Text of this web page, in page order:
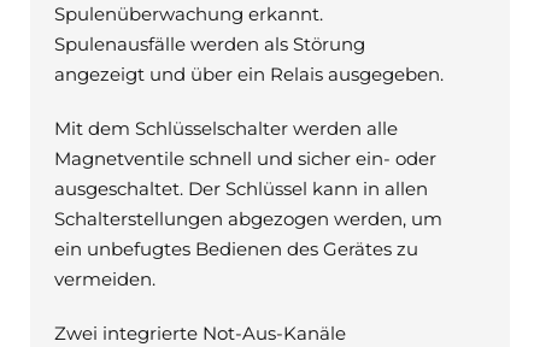
Spulenüberwachung erkannt.
Spulenausfälle werden als Störung
angezeigt und über ein Relais ausgegeben.
Mit dem Schlüsselschalter werden alle
Magnetventile schnell und sicher ein- oder
ausgeschaltet. Der Schlüssel kann in allen
Schalterstellungen abgezogen werden, um
ein unbefugtes Bedienen des Gerätes zu
vermeiden.
Zwei integrierte Not-Aus-Kanäle